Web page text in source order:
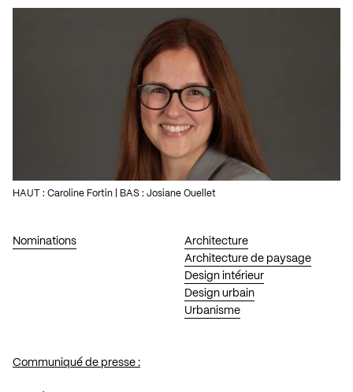
Nominations
Architecture
Architecture de paysage
Design intérieur
Design urbain
Urbanisme
HAUT : Caroline Fortin | BAS : Josiane Ouellet
Communiqué de presse :